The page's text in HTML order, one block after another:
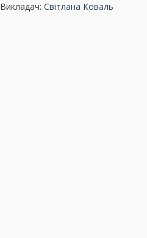
Викладач: Світлана Коваль